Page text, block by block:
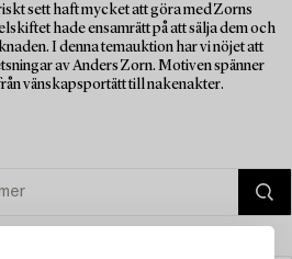
sett haft mycket att göra med Zorns
hade ensamrätt på att sälja dem och
I denna temauktion har vi nöjet att
av Anders Zorn. Motiven spänner
vänskapsportätt till nakenakter.